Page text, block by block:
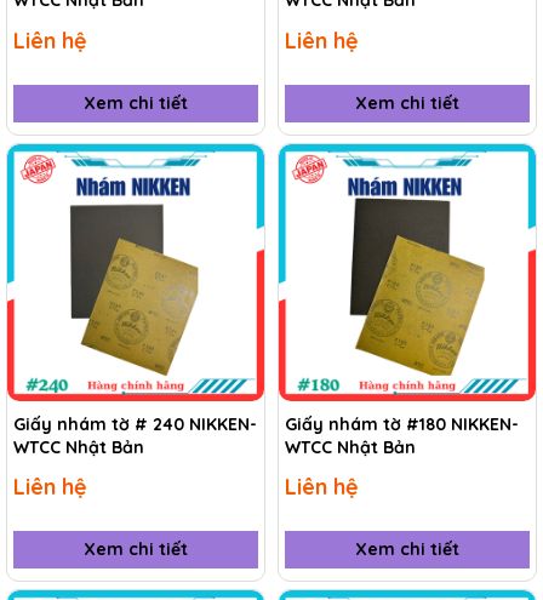
Liên hệ
Xem chi tiết
Liên hệ
Xem chi tiết
Giấy nhám tờ # 240 NIKKEN-
WTCC Nhật Bản
Liên hệ
Xem chi tiết
Giấy nhám tờ #180 NIKKEN-
WTCC Nhật Bản
Liên hệ
Xem chi tiết